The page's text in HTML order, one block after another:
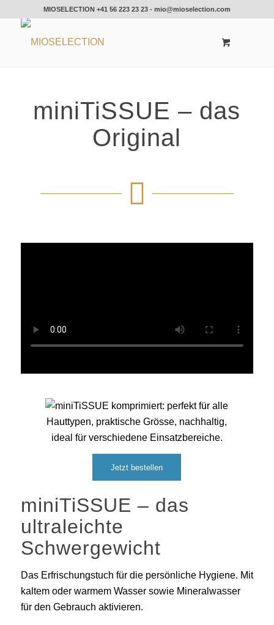
MIOSELECTION +41 56 223 23 23- mio@mioselection.com
miniTiSSUE – das
Original
Jetzt bestellen
miniTiSSUE – das
ultraleichte
Schwergewicht
Das Erfrischungstuch für die persönliche Hygiene. Mit
kaltem oder warmem Wasser sowie Mineralwasser
für den Gebrauch aktivieren.